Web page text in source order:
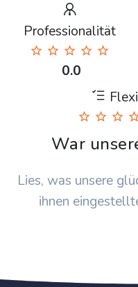
Professionalität
0.0
War
Lies, was unsere
ihnen